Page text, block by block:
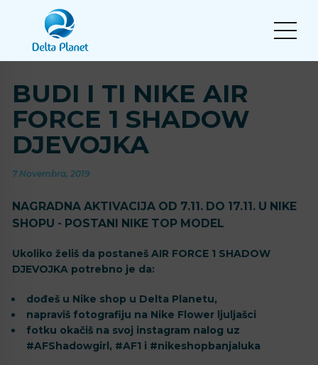
BUDI I TI NIKE AIR
FORCE 1 SHADOW
DJEVOJKA
7 Novembra, 2019
NAGRADNA AKTIVACIJA OD 7.11. DO 17.11. U NIKE
SHOPU - POSTANI NIKE TOP MODEL
Ukoliko želiš da postaneš AIR FORCE 1 SHADOW
DJEVOJKA potrebno je da:
dođeš u Nike shop u Delta Planetu,
napraviš fotografiju na Nike Flower ljuljašci
fotku okačiš na svoj instagram nalog uz
#AFShadowgirl, #AF1 i #nikeshopbanjaluka